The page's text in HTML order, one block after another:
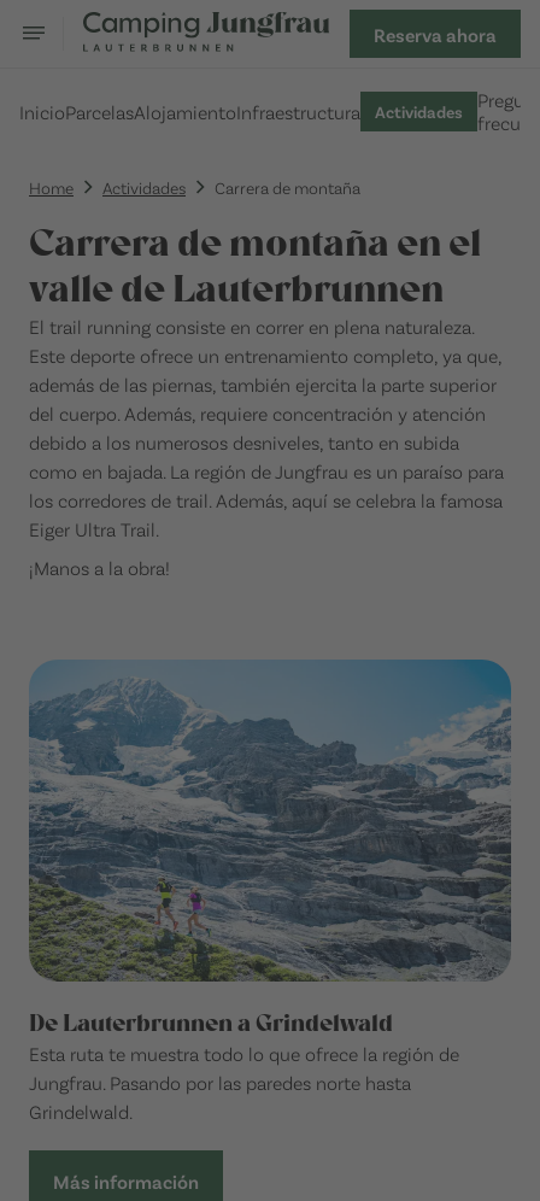
Reserva ahora
InicioParcelasAlojamientoInfraestructura Actividades
Home Actividades Carrera de montaña
Carrera de montaña en el
valle de Lauterbrunnen
El trail running consiste en correr en plena naturaleza.
Este deporte ofrece un entrenamiento completo, ya que,
además de las piernas, también ejercita la parte superior
del cuerpo. Además, requiere concentración y atención
debido a los numerosos desniveles, tanto en subida
como en bajada. La región de Jungfrau es un paraíso para
los corredores de trail. Además, aquí se celebra la famosa
Eiger Ultra Trail.
¡Manos a la obra!
De Lauterbrunnen a Grindelwald
Esta ruta te muestra todo lo que ofrece la región de
Jungfrau. Pasando por las paredes norte hasta
Grindelwald.
Más información